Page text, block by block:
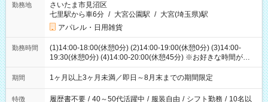
勤務地
さいたま市見沼区
七里駅から車6分 / 大宮公園駅 / 大宮(埼玉県)駅
アパレル・日用雑貨
勤務時間
(1)14:00-18:00(休憩0分) (2)14:00-19:00(休憩0分) (3)14:00-
19:30(休憩0分) (4)14:00-20:00(休憩45分) ※お好きな時間が選べ
ます
期間 1ヶ月以上3ヶ月未満／即日～8月末までの期間限定
特徴 履歴書不要 / 40～50代活躍中 / 服装自由 / シフト勤務 / 10名以